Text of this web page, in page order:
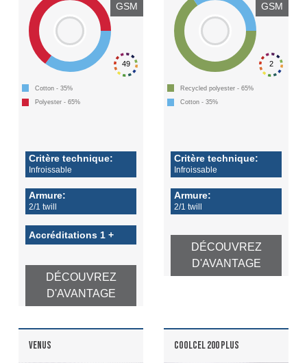
49
GSM
Cotton - 35%
Polyester - 65%
Critère technique:
Infroissable
Armure:
2/1 twill
Accréditations 1 +
DÉCOUVREZ
D'AVANTAGE
2
GSM
Recycled polyester - 65%
Cotton - 35%
Critère technique:
Infroissable
Armure:
2/1 twill
DÉCOUVREZ
D'AVANTAGE
VENUS COOLCEL 200 PLUS